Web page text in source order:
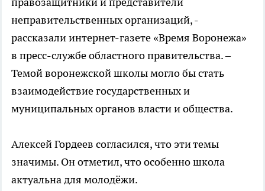
неправительственных организаций, -
рассказали интернет-газете «Время Воронежа»
в пресс-службе областного правительства. –
Темой воронежской школы могло бы стать
взаимодействие государственных и
муниципальных органов власти и общества.
Алексей Гордеев согласился, что эти темы
значимы. Он отметил, что особенно школа
актуальна для молодёжи.